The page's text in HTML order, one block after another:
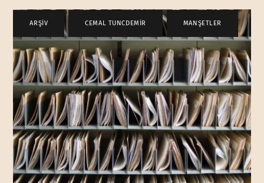
ARŞİV CEMAL TUNCDEMİR , MANŞETLER